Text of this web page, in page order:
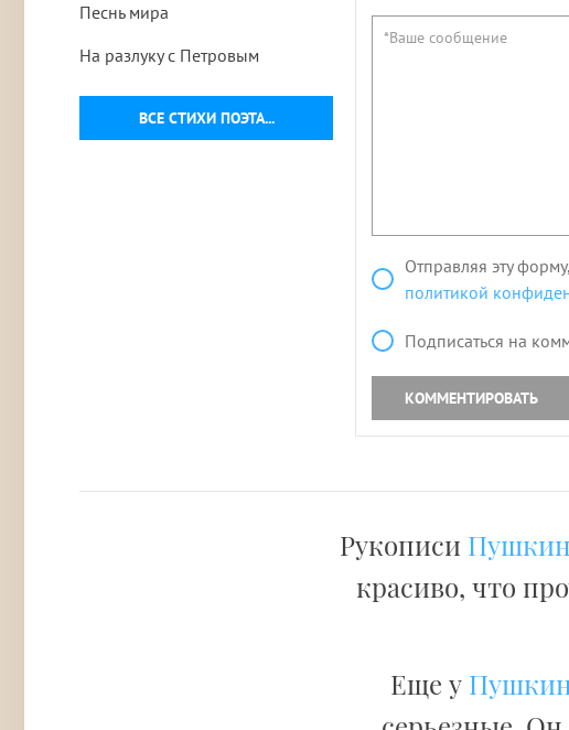
ВСЕ СТИХИ ПОЭТА...
Песнь мира
На разлуку с Петровым
Отправляя эту
политикой
Подписаться на
КОММЕНТИРОВАТЬ
Рукописи
красиво, что
Еще у